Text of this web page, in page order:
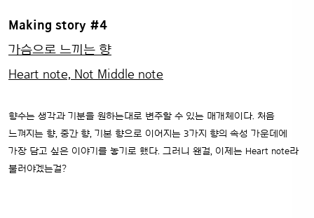
Making story #4
가슴으로 느끼는 향
Heart note, Not Middle note
향수는 생각과 기분을 원하는대로 변주할 수 있는 매개체이다. 처음
느껴지는 향, 중간 향, 기본 향으로 이어지는 3가지 향의 속성 가운데에
가장 담고 싶은 이야기를 놓기로 했다. 그러니 왠걸, 이제는 Heart note라
불러야겠는걸?